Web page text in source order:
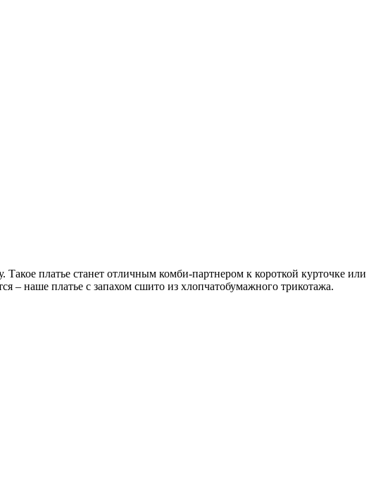
платье станет отличным комби-партнером к короткой курточке или
– наше платье с запахом сшито из хлопчатобумажного трикотажа.